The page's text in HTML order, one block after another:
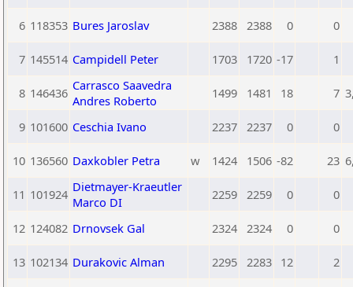
6 118353 Bures Jaroslav 2388 2388 0 0
7 145514 Campidell Peter 1703 1720 -17 1
8 146436 Carrasco Saavedra
Andres Roberto
1499 1481 18 7
9 101600 Ceschia Ivano 2237 2237 0 0
10 136560 Daxkobler Petra w 1424 1506 -82 23
11 101924 Dietmayer-Kraeutler
Marco DI
2259 2259 0 0
12 124082 Drnovsek Gal 2324 2324 0 0
13 102134 Durakovic Alman 2295 2283 12 2